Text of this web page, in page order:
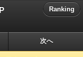
Ranking
次へ